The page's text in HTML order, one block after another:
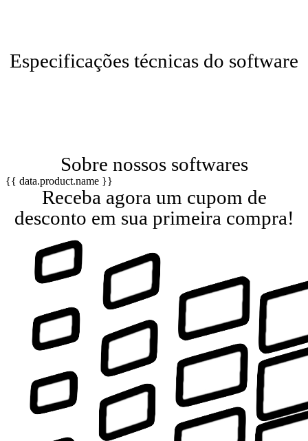
Especificações técnicas do software
Sobre nossos softwares
{{ data.product.name }}
Receba agora um cupom de
desconto em sua primeira compra!